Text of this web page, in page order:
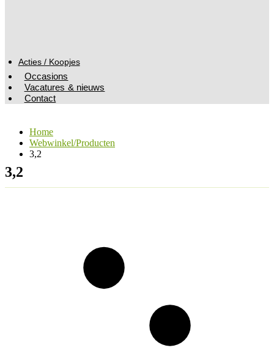
Acties / Koopjes
Occasions
Vacatures & nieuws
Contact
Home
Webwinkel/Producten
3,2
3,2